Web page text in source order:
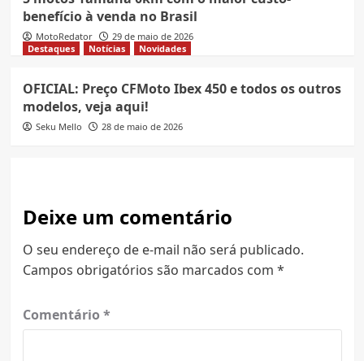
benefício à venda no Brasil
MotoRedator
29 de maio de 2026
Destaques
Notícias Novidades
OFICIAL: Preço CFMoto Ibex 450 e todos os outros
modelos, veja aqui!
Seku Mello 28 de maio de 2026
Deixe um comentário
O seu endereço de e-mail não será publicado.
Campos obrigatórios são marcados com *
Comentário *